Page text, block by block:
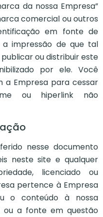
da nossa Empresa”
comercial ou outros
em fonte de
impressão de que tal
ou distribuir este
por ele. Você
Empresa para cessar
ou hiperlink não
nesse documento
neste site e qualquer
licenciado ou
pertence à Empresa
o conteúdo à nossa
ou a fonte em questão